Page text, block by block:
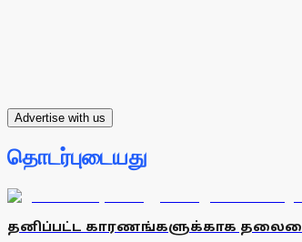
Advertise with us
தொடர்புடையது
தனிப்பட்ட காரணங்களுக்காக